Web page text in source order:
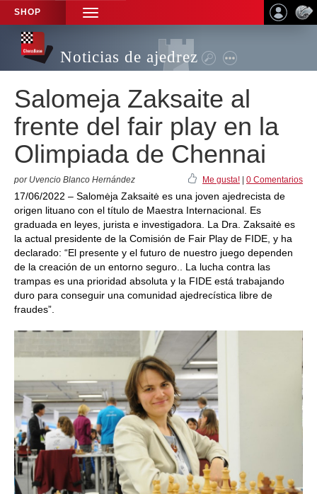
SHOP
TOGGLE
NAVIGATION
Noticias de ajedrez
Salomeja Zaksaite al
frente del fair play en la
Olimpiada de Chennai
por Uvencio Blanco Hernández Me gusta! 0 Comentarios
17/06/2022 – Salomėja Zaksaitė es una joven ajedrecista de
origen lituano con el título de Maestra Internacional. Es
graduada en leyes, jurista e investigadora. La Dra. Zaksaitė es
la actual presidente de la Comisión de Fair Play de FIDE, y ha
declarado: “El presente y el futuro de nuestro juego dependen
de la creación de un entorno seguro.. La lucha contra las
trampas es una prioridad absoluta y la FIDE está trabajando
duro para conseguir una comunidad ajedrecística libre de
fraudes”.